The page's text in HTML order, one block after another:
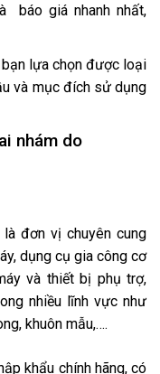
báo giá nhanh nhất,
lựa chọn được loại
và mục đích sử dụng
nhám do
đơn vị chuyên cung
dụng cụ gia công cơ
và thiết bị phụ trợ,
nhiều lĩnh vực như
khuôn mẫu,….
khẩu chính hãng, có